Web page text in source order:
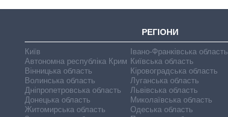
РЕГІОНИ
Київ
Автономна республіка Крим
Вінницька область
Волинська область
Дніпропетровська область
Донецька область
Житомирська область
Івано-Франківська область
Київська область
Кіровоградська область
Луганська область
Львівська область
Миколаївська область
Одеська область